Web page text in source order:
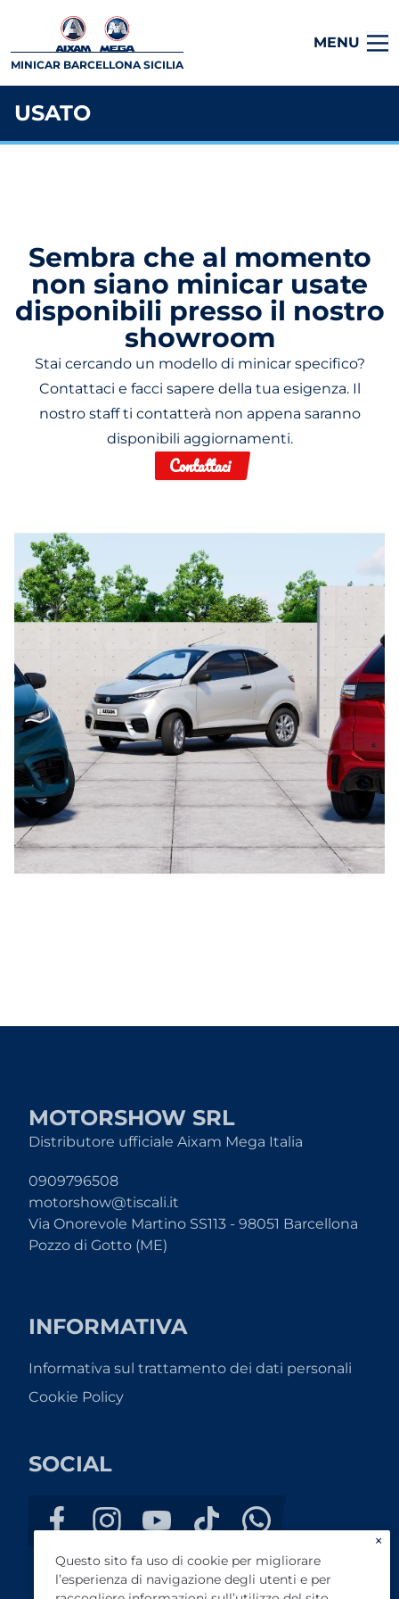
MINICAR BARCELLONA SICILIA
MENU
USATO
Sembra che al momento
non siano minicar usate
disponibili presso il nostro
showroom
Stai cercando un modello di minicar specifico?
Contattaci e facci sapere della tua esigenza. Il
nostro staff ti contatterà non appena saranno
disponibili aggiornamenti.
Contattaci
MOTORSHOW SRL
Distributore ufficiale Aixam Mega Italia
0909796508
motorshow@tiscali.it
Via Onorevole Martino SS113 - 98051 Barcellona
Pozzo di Gotto (ME)
INFORMATIVA
Informativa sul trattamento dei dati personali
Cookie Policy
SOCIAL
×
Questo sito fa uso di cookie per migliorare
l’esperienza di navigazione degli utenti e per